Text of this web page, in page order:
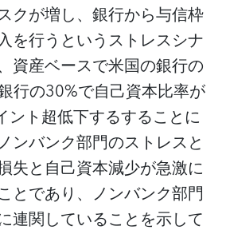
クが増し、銀行から与信枠
を行うというストレスシナ
資産ベースで米国の銀行の
行の30%で自己資本比率が
ント超低下するすることに
ンバンク部門のストレスと
失と自己資本減少が急激に
とであり、ノンバンク部門
連関していることを示して